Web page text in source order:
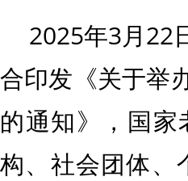
2025年3月22
合印发《关于举
的通知》，国
构、社会团体、